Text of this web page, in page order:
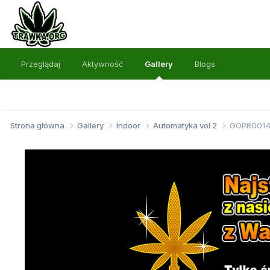
Przeglądaj Aktywność Gallery Blogs
Strona główna Gallery Indoor Automatyka vol 2